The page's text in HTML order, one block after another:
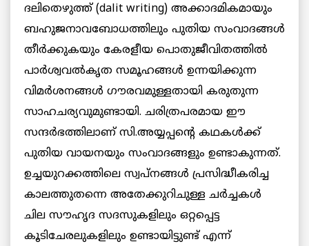
ദലിതെഴുത്ത് (dalit writing) അക്കാദമികമായും
ബഹുജനാവബോധത്തിലും പുതിയ സംവാദങ്ങള്‍
തീര്‍ക്കുകയും കേരളീയ പൊതുജീവിതത്തിൽ
പാര്‍ശ്വവല്‍കൃത സമൂഹങ്ങൾ ഉന്നയിക്കുന്ന
വിമര്‍ശനങ്ങൾ ഗൗരവമുള്ളതായി കരുതുന്ന
സാഹചര്യവുമുണ്ടായി. ചരിത്രപരമായ ഈ
സന്ദര്‍ഭത്തിലാണ് സി.അയ്യപ്പന്റെ കഥകള്‍ക്ക്
പുതിയ വായനയും സംവാദങ്ങളും ഉണ്ടാകുന്നത്.
ഉച്ചയുറക്കത്തിലെ സ്വപ്‌നങ്ങൾ പ്രസിദ്ധീകരിച്ച
കാലത്തുതന്നെ അതേക്കുറിചുള്ള ചര്‍ച്ചകൾ
ചില സൗഹൃദ സദസുകളിലും ഒറ്റപ്പെട്ട
കൂടിചേരലുകളിലും ഉണ്ടായിട്ടുണ്ട് എന്ന്